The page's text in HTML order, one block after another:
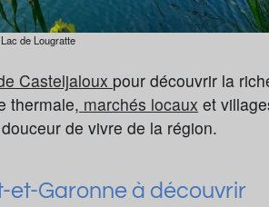
de Lougratte
Casteljaloux pour découvrir la
thermale, marchés locaux et
de vivre de la région.
et-Garonne à découvrir